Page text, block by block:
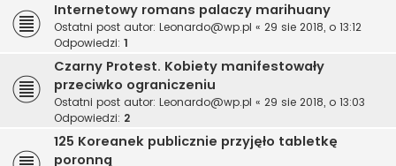
Internetowy romans palaczy marihuany
Ostatni post autor: Leonardo@wp.pl « 29 sie 2018, o 13:12
Odpowiedzi: 1
Czarny Protest. Kobiety manifestowały
przeciwko ograniczeniu
Ostatni post autor: Leonardo@wp.pl « 29 sie 2018, o 13:03
Odpowiedzi: 2
125 Koreanek publicznie przyjęło tabletkę
poronną